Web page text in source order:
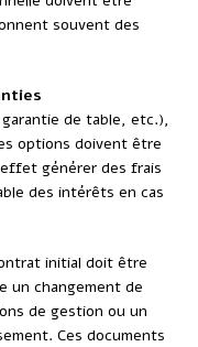
souvent des
de table, etc.),
options doivent être
générer des frais
des intérêts en cas
initial doit être
un changement de
de gestion ou un
Ces documents